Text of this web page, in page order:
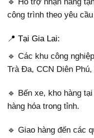
🔹 Hỗ trợ nhận hàng
công trình theo yêu
📍 Tại Gia Lai:
🔹 Các khu công
Trà Đa, CCN Diên Phú,
🔹 Bến xe, kho hàng
hàng hóa trong tỉnh.
🔹 Giao hàng đến các